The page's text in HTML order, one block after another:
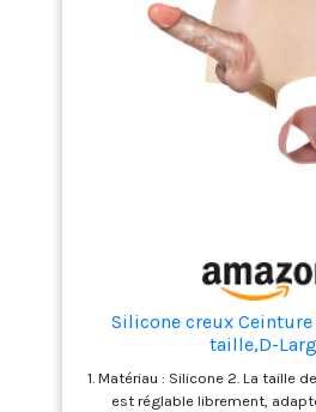
Silicone creux
taille,D-
1. Matériau : Silicone 2. La taille
est réglable librement,